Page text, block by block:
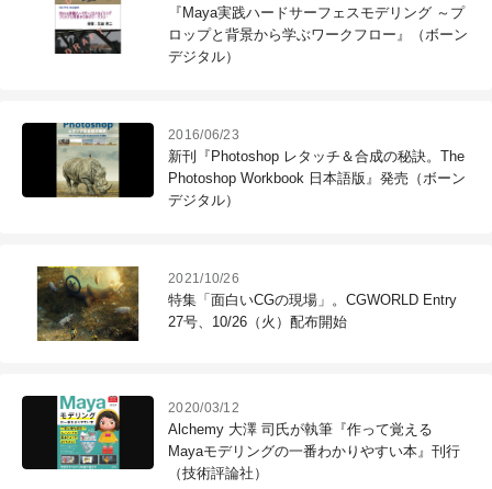
『Maya実践ハードサーフェスモデリング ～プ
ロップと背景から学ぶワークフロー』（ボーン
デジタル）
2016/06/23
新刊『Photoshop レタッチ＆合成の秘訣。The
Photoshop Workbook 日本語版』発売（ボーン
デジタル）
2021/10/26
特集「面白いCGの現場」。CGWORLD Entry
27号、10/26（火）配布開始
2020/03/12
Alchemy 大澤 司氏が執筆『作って覚える
Mayaモデリングの一番わかりやすい本』刊行
（技術評論社）